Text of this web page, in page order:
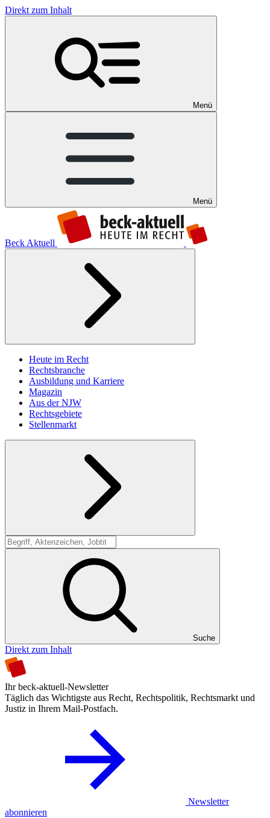
Direkt zum Inhalt
Menü
Menü
Beck Aktuell
Heute im Recht
Rechtsbranche
Ausbildung und Karriere
Magazin
Aus der NJW
Rechtsgebiete
Stellenmarkt
Suche
Suche
Direkt zum Inhalt
Ihr beck-aktuell-Newsletter
Täglich das Wichtigste aus Recht, Rechtspolitik, Rechtsmarkt und
Justiz in Ihrem Mail-Postfach.
Newsletter
abonnieren